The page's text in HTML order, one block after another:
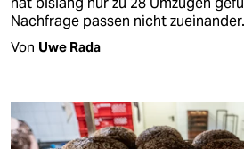
Nachfrage passen nicht zueinander.
Von Uwe Rada